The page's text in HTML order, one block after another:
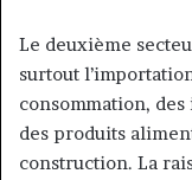
Le deuxième
surtout
consommation,
des produits
construction. La